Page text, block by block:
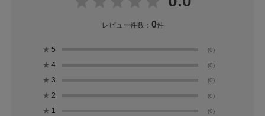
レビュー件数： 0件
★ 5 (0)
★ 4 (0)
★ 3 (0)
★ 2 (0)
★ 1 (0)